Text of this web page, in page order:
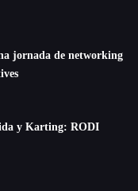
jornada de networking
y Karting: RODI